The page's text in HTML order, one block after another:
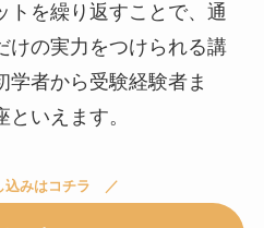
トを繰り返すことで、通
けの実力をつけられる講
学者から受験経験者ま
いえます。
込みはコチラ